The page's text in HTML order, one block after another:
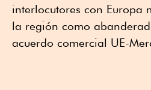
interlocutores con Europa
la región como
acuerdo comercial UE-